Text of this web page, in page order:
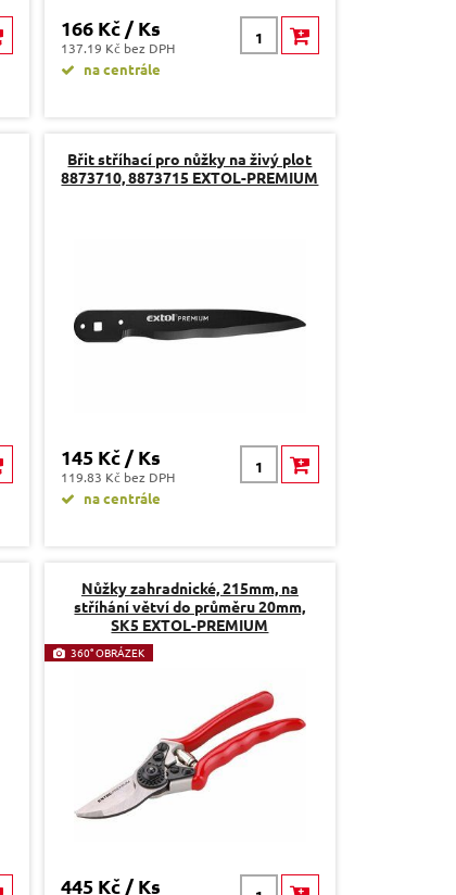
166 Kč / Ks
137.19 Kč bez DPH
na centrále
Břit stříhací pro nůžky na živý plot
8873710, 8873715 EXTOL-PREMIUM
145 Kč / Ks
119.83 Kč bez DPH
na centrále
Nůžky zahradnické, 215mm, na
stříhání větví do průměru 20mm,
SK5 EXTOL-PREMIUM
360° OBRÁZEK
445 Kč / Ks